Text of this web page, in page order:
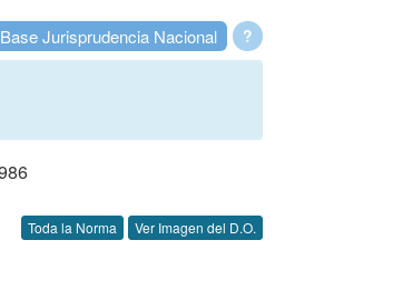
?
Jurisprudencia Nacional
Toda la Norma Ver Imagen del D.O.